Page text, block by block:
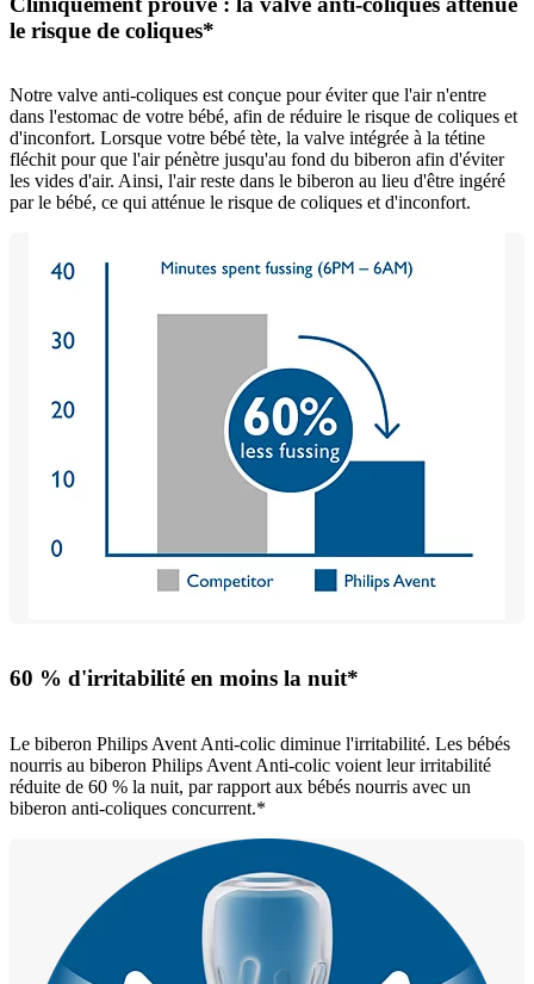
le risque de coliques*
Notre valve anti-coliques est conçue pour éviter que l'air n'entre
dans l'estomac de votre bébé, afin de réduire le risque de coliques et
d'inconfort. Lorsque votre bébé tète, la valve intégrée à la tétine
fléchit pour que l'air pénètre jusqu'au fond du biberon afin d'éviter
les vides d'air. Ainsi, l'air reste dans le biberon au lieu d'être ingéré
par le bébé, ce qui atténue le risque de coliques et d'inconfort.
60 % d'irritabilité en moins la nuit*
Le biberon Philips Avent Anti-colic diminue l'irritabilité. Les bébés
nourris au biberon Philips Avent Anti-colic voient leur irritabilité
réduite de 60 % la nuit, par rapport aux bébés nourris avec un
biberon anti-coliques concurrent.*